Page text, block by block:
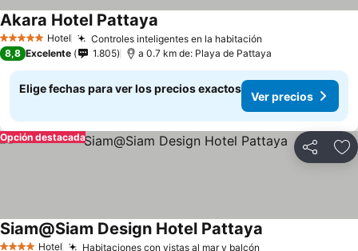
5 Estrellas Hotel Controles inteligentes en la habitación
Akara Hotel Pattaya
8,8 Excelente 1.805 a 0.7 km de: Playa de Pattaya
Elige fechas para ver los precios exactos
Ver precios
Compartir
Opción destacada
Hotel Habitaciones con vistas al mar y balcón
Siam@Siam Design Hotel Pattaya